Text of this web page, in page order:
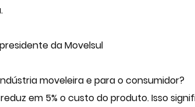
da Movelsul
moveleira e para o consumidor?
em 5% o custo do produto. Isso